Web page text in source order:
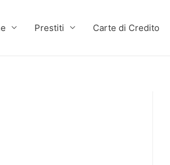
Prestiti Carte di Credito